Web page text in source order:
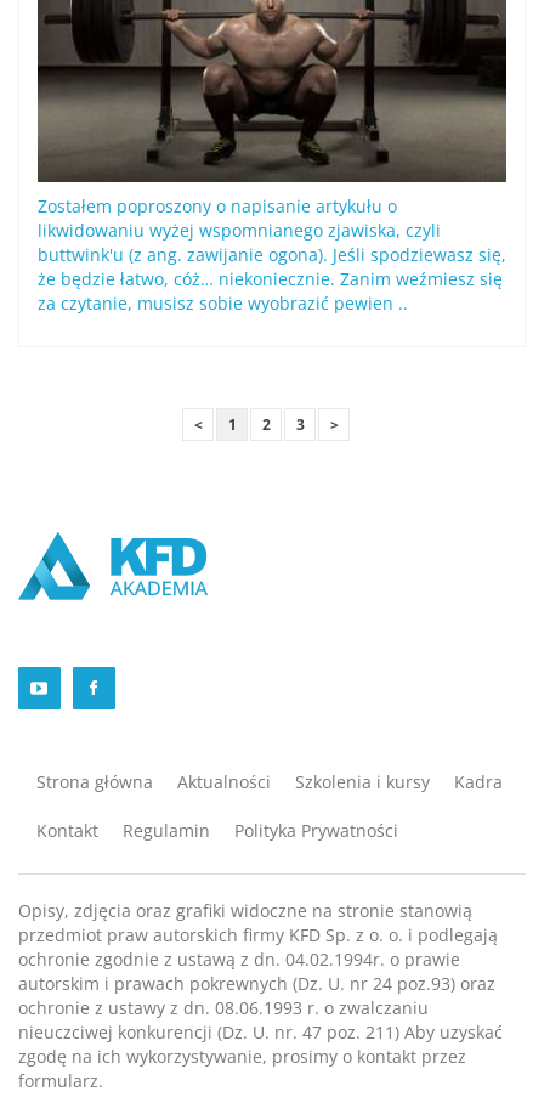
Zostałem poproszony o napisanie artykułu o
likwidowaniu wyżej wspomnianego zjawiska, czyli
buttwink'u (z ang. zawijanie ogona). Jeśli spodziewasz się,
że będzie łatwo, cóż… niekoniecznie. Zanim weźmiesz się
za czytanie, musisz sobie wyobrazić pewien ..
Poprzednia strona
1 2 3 Następna strona
YouTube Akademii KFD
Facebook Akademii KFD
Strona główna Aktualności Szkolenia i kursy Kadra
Kontakt Regulamin Polityka Prywatności
Opisy, zdjęcia oraz grafiki widoczne na stronie stanowią
przedmiot praw autorskich firmy KFD Sp. z o. o. i podlegają
ochronie zgodnie z ustawą z dn. 04.02.1994r. o prawie
autorskim i prawach pokrewnych (Dz. U. nr 24 poz.93) oraz
ochronie z ustawy z dn. 08.06.1993 r. o zwalczaniu
nieuczciwej konkurencji (Dz. U. nr. 47 poz. 211) Aby uzyskać
zgodę na ich wykorzystywanie, prosimy o kontakt przez
formularz.